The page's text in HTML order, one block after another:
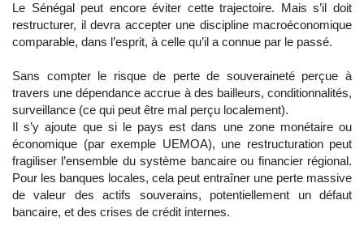
Le Sénégal peut encore éviter cette trajectoire. Mais s’il doit
restructurer, il devra accepter une discipline macroéconomique
comparable, dans l’esprit, à celle qu’il a connue par le passé.
Sans compter le risque de perte de souveraineté perçue à
travers une dépendance accrue à des bailleurs, conditionnalités,
surveillance (ce qui peut être mal perçu localement).
Il s’y ajoute que si le pays est dans une zone monétaire ou
économique (par exemple UEMOA), une restructuration peut
fragiliser l’ensemble du système bancaire ou financier régional.
Pour les banques locales, cela peut entraîner une perte massive
de valeur des actifs souverains, potentiellement un défaut
bancaire, et des crises de crédit internes.